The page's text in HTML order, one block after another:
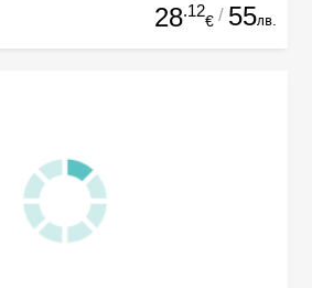
28.12
€ / 55лв.